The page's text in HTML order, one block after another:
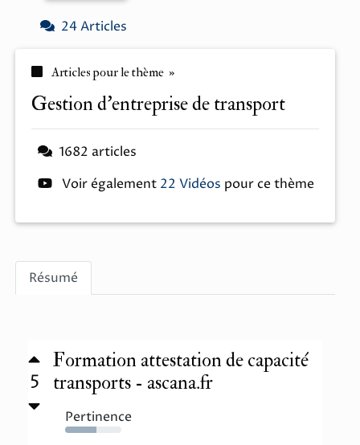
24 Articles
Articles pour le thème »
gestion d'entreprise de transport
1682 articles
Voir également 22 Vidéos pour ce thème
Résumé
5
Formation attestation de capacité
transports - ascana.fr
Pertinence
56%